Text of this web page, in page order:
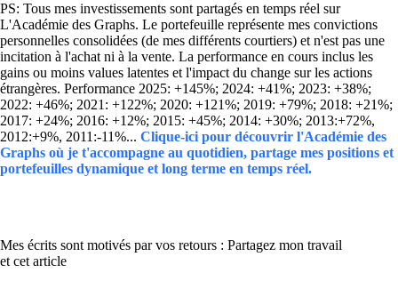
PS: Tous mes investissements sont partagés en temps réel sur
L'Académie des Graphs. Le portefeuille représente mes convictions
personnelles consolidées (de mes différents courtiers) et n'est pas une
incitation à l'achat ni à la vente. La performance en cours inclus les
gains ou moins values latentes et l'impact du change sur les actions
étrangères. Performance 2025: +145%; 2024: +41%; 2023: +38%;
2022: +46%; 2021: +122%; 2020: +121%; 2019: +79%; 2018: +21%;
2017: +24%; 2016: +12%; 2015: +45%; 2014: +30%; 2013:+72%,
2012:+9%, 2011:-11%... Clique-ici pour découvrir l'Académie des
Graphs où je t'accompagne au quotidien, partage mes positions et
portefeuilles dynamique et long terme en temps réel.
Mes écrits sont motivés par vos retours : Partagez mon travail
et cet article